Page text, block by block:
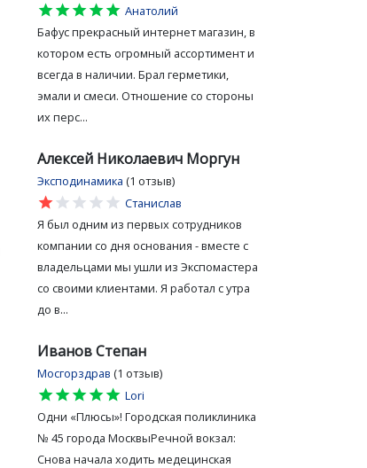
star
star
star
star
star
Анатолий
Бафус прекрасный интернет магазин, в
котором есть огромный ассортимент и
всегда в наличии. Брал герметики,
эмали и смеси. Отношение со стороны
их перс...
Алексей Николаевич Моргун
Эксподинамика (1 отзыв)
star
star
star
star
star
Станислав
Я был одним из первых сотрудников
компании со дня основания - вместе с
владельцами мы ушли из Экспомастера
со своими клиентами. Я работал с утра
до в...
Иванов Степан
Мосгорздрав (1 отзыв)
star
star
star
star
star
Lori
Одни «Плюсы»! Городская поликлиника
№ 45 города МосквыРечной вокзал:
Снова начала ходить медецинская